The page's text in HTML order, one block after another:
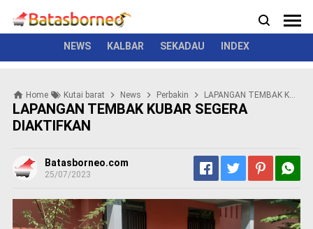
N
e
s
o
l
i
k
r
NEWS KALBAR SEKADAU INDEX
News Kriminal Seremonial
Home Kutai barat News Perbakin LAPANGAN TEMBAK KUBAR SEGERA DIAKTIFKAN
LAPANGAN TEMBAK KUBAR SEGERA
DIAKTIFKAN
Batasborneo.com
25/07/2023